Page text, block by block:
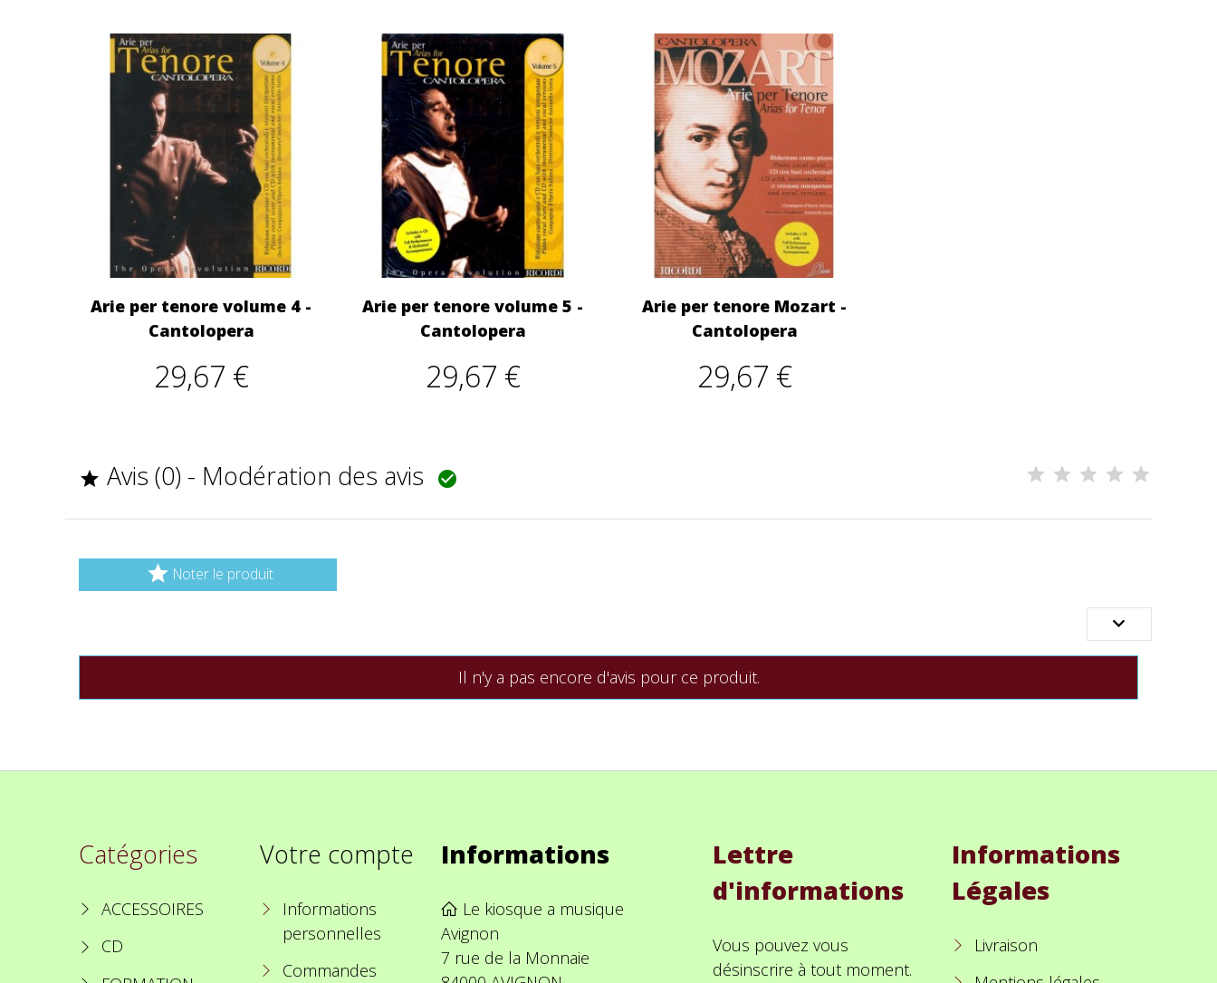
Arie per tenore volume 4 -
Cantolopera
29,67 €
Arie per tenore volume 5 -
Cantolopera
29,67 €
Arie per tenore Mozart -
Cantolopera
29,67 €
 Avis (0) - Modération des avis 
 Noter le produit

Il n'y a pas encore d'avis pour ce produit.
Catégories
ACCESSOIRES
CD
Votre compte
Informations
personnelles
Commandes
Informations
Le kiosque a musique
Avignon
7 rue de la Monnaie
Lettre
d'informations
Vous pouvez vous
désinscrire à tout moment.
Informations
Légales
Livraison